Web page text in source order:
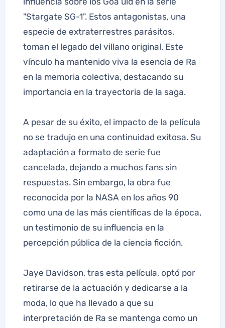
"Stargate SG-1". Estos antagonistas, una
especie de extraterrestres parásitos,
toman el legado del villano original. Este
vínculo ha mantenido viva la esencia de Ra
en la memoria colectiva, destacando su
importancia en la trayectoria de la saga.
A pesar de su éxito, el impacto de la película
no se tradujo en una continuidad exitosa. Su
adaptación a formato de serie fue
cancelada, dejando a muchos fans sin
respuestas. Sin embargo, la obra fue
reconocida por la NASA en los años 90
como una de las más científicas de la época,
un testimonio de su influencia en la
percepción pública de la ciencia ficción.
Jaye Davidson, tras esta película, optó por
retirarse de la actuación y dedicarse a la
moda, lo que ha llevado a que su
interpretación de Ra se mantenga como un